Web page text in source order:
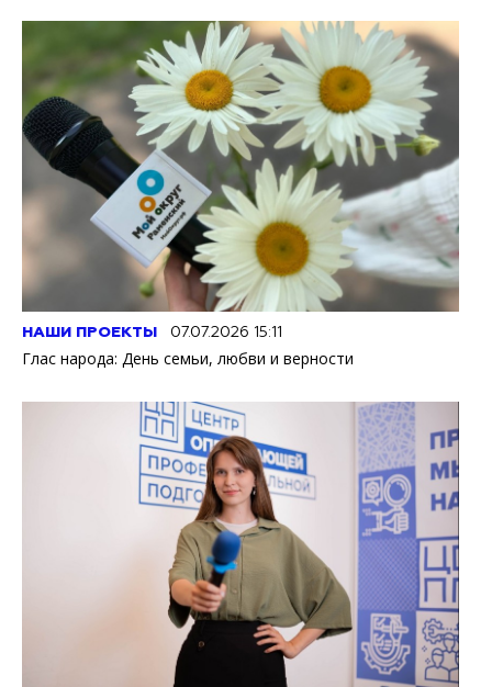
НАШИ ПРОЕКТЫ 07.07.2026 15:11
Глас народа: День семьи, любви и верности